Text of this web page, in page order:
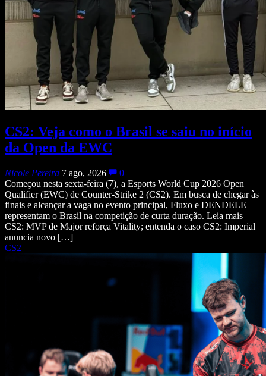
CS2: Veja como o Brasil se saiu no início
da Open da EWC
Nicole Pereira 7 ago, 2026
0
Começou nesta sexta-feira (7), a Esports World Cup 2026 Open
Qualifier (EWC) de Counter-Strike 2 (CS2). Em busca de chegar às
finais e alcançar a vaga no evento principal, Fluxo e DENDELE
representam o Brasil na competição de curta duração. Leia mais
CS2: MVP de Major reforça Vitality; entenda o caso CS2: Imperial
anuncia novo […]
CS2